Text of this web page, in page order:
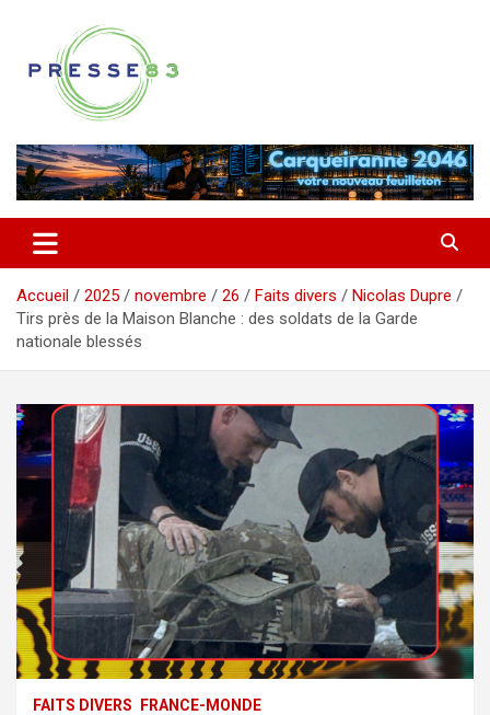
contenu
Presse 83
Accueil 2025 novembre 26 Faits divers
Nicolas Dupre
Tirs près de la Maison Blanche : des soldats de la Garde
nationale blessés
FAITS DIVERS FRANCE-MONDE